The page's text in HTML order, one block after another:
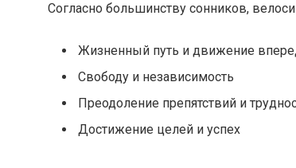
Согласно большинству сонников,
Жизненный путь и движение
Свободу и независимость
Преодоление препятствий и
Достижение целей и успех